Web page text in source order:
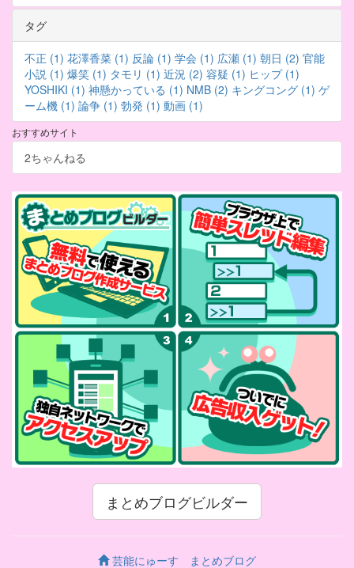
タグ
不正 (1) 花澤香菜 (1) 反論 (1) 学会 (1) 広瀬 (1) 朝日 (2) 官能
小説 (1) 爆笑 (1) タモリ (1) 近況 (2) 容疑 (1) ヒップ (1)
YOSHIKI (1) 神懸かっている (1) NMB (2) キングコング (1) ゲ
ーム機 (1) 論争 (1) 勃発 (1) 動画 (1)
おすすめサイト
2ちゃんねる
まとめブログビルダー
芸能にゅーす まとめブログ